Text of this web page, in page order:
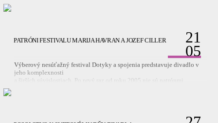
21
05
PATRÓNI FESTIVALU MARIJA HAVRAN A JOZEF CILLER
Výberový nesúťažný festival Dotyky a spojenia predstavuje divadlo v
jeho komplexnosti
a širších súvislostiach. Po prvý raz od roku 2005 nie sú patrónmi